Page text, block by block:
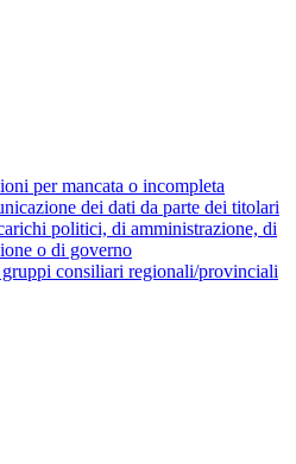
per mancata o incompleta
dei dati da parte dei titolari
politici, di amministrazione, di
o di governo
consiliari regionali/provinciali